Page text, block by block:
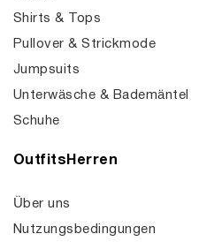
Shirts & Tops
Pullover & Strickmode
Jumpsuits
Unterwäsche & Bademäntel
Schuhe
OutfitsHerren
Über uns
Nutzungsbedingungen